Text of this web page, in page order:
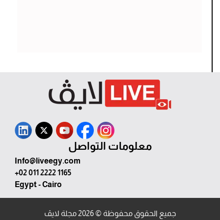
معلومات التواصل
Info@liveegy.com
+02 011 2222 1165
Egypt - Cairo
جميع الحقوق محفوظة © 2026 مجلة لايڤ